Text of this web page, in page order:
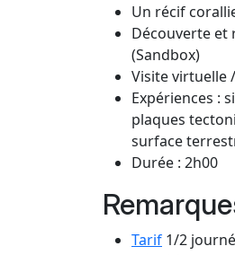
Un récif
Découverte et
(Sandbox)
Visite virtuelle /
Expériences :
plaques
surface
Durée : 2h00
Tarif 1/2